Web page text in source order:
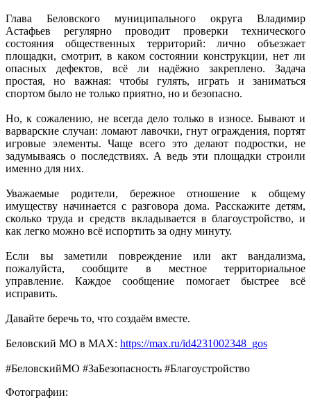
Глава Беловского муниципального округа Владимир
Астафьев регулярно проводит проверки технического
состояния общественных территорий: лично объезжает
площадки, смотрит, в каком состоянии конструкции, нет ли
опасных дефектов, всё ли надёжно закреплено. Задача
простая, но важная: чтобы гулять, играть и заниматься
спортом было не только приятно, но и безопасно.
Но, к сожалению, не всегда дело только в износе. Бывают и
варварские случаи: ломают лавочки, гнут ограждения, портят
игровые элементы. Чаще всего это делают подростки, не
задумываясь о последствиях. А ведь эти площадки строили
именно для них.
Уважаемые родители, бережное отношение к общему
имуществу начинается с разговора дома. Расскажите детям,
сколько труда и средств вкладывается в благоустройство, и
как легко можно всё испортить за одну минуту.
Если вы заметили повреждение или акт вандализма,
пожалуйста, сообщите в местное территориальное
управление. Каждое сообщение помогает быстрее всё
исправить.
Давайте беречь то, что создаём вместе.
Беловский МО в МАХ: https://max.ru/id4231002348_gos
#БеловскийМО #ЗаБезопасность #Благоустройство
Фотографии: